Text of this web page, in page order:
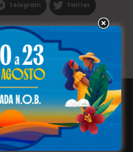
Telegram Twitter
a WEBFAVORITA.COM.BR